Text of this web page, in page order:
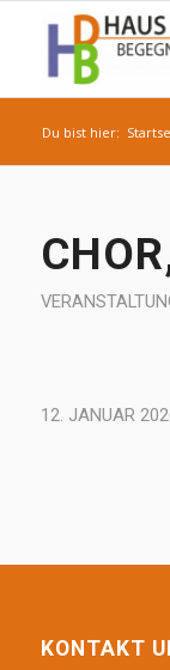
Du bist hier:
12. JANUAR
KONTAKT